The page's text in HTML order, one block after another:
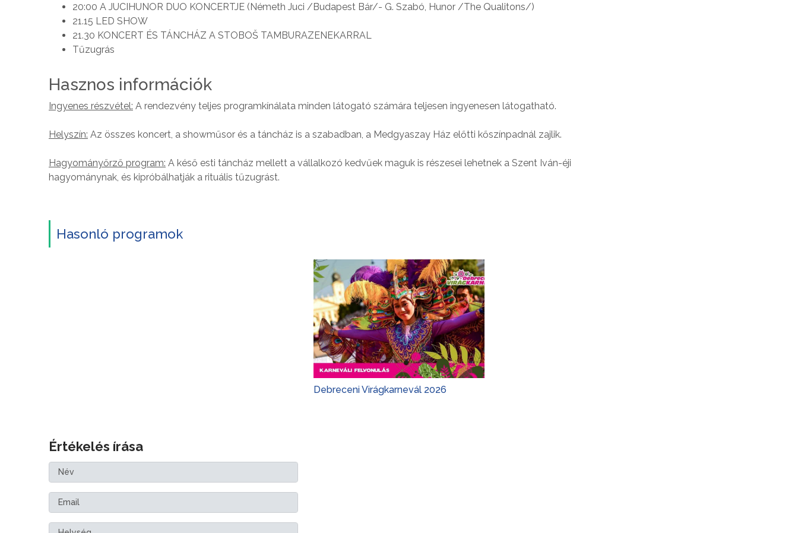
20:00 A JUCIHUNOR DUO KONCERTJE (Németh Juci /Budapest Bár/- G. Szabó, Hunor /The Qualitons/)
21.15 LED SHOW
21.30 KONCERT ÉS TÁNCHÁZ A STOBOŠ TAMBURAZENEKARRAL
Tűzugrás
Hasznos információk
Ingyenes részvétel: A rendezvény teljes programkínálata minden látogató számára teljesen ingyenesen látogatható.
Helyszín: Az összes koncert, a showműsor és a táncház is a szabadban, a Medgyaszay Ház előtti kőszínpadnál zajlik.
Hagyományőrző program: A késő esti táncház mellett a vállalkozó kedvűek maguk is részesei lehetnek a Szent Iván-éji
hagyománynak, és kipróbálhatják a rituális tűzugrást.
Hasonló programok
Debreceni Virágkarnevál 2026
Értékelés írása